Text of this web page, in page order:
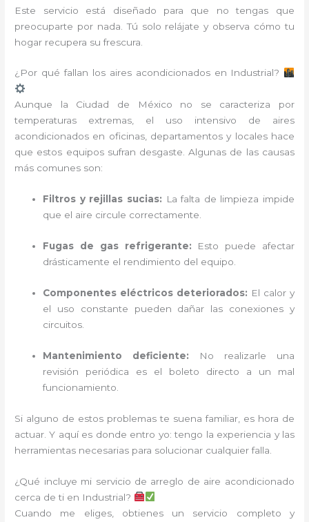
Este servicio está diseñado para que no tengas que
preocuparte por nada. Tú solo relájate y observa cómo tu
hogar recupera su frescura.
¿Por qué fallan los aires acondicionados en Industrial?
Aunque la Ciudad de México no se caracteriza por
temperaturas extremas, el uso intensivo de aires
acondicionados en oficinas, departamentos y locales hace
que estos equipos sufran desgaste. Algunas de las causas
más comunes son:
Filtros y rejillas sucias: La falta de limpieza impide
que el aire circule correctamente.
Fugas de gas refrigerante: Esto puede afectar
drásticamente el rendimiento del equipo.
Componentes eléctricos deteriorados: El calor y
el uso constante pueden dañar las conexiones y
circuitos.
Mantenimiento deficiente: No realizarle una
revisión periódica es el boleto directo a un mal
funcionamiento.
Si alguno de estos problemas te suena familiar, es hora de
actuar. Y aquí es donde entro yo: tengo la experiencia y las
herramientas necesarias para solucionar cualquier falla.
¿Qué incluye mi servicio de arreglo de aire acondicionado
cerca de ti en Industrial?
Cuando me eliges, obtienes un servicio completo y